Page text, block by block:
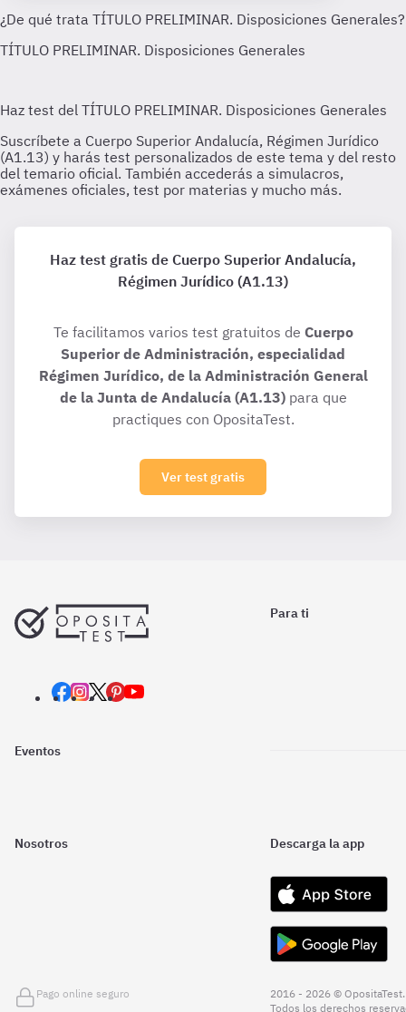
Haz test gratis de Cuerpo Superior Andalucía,
Régimen Jurídico (A1.13)
Te facilitamos varios test gratuitos de Cuerpo
Superior de Administración, especialidad
Régimen Jurídico, de la Administración General
de la Junta de Andalucía (A1.13)para que
practiques con OpositaTest.
Ver test gratis
Para ti
Eventos
Nosotros Descarga la app
Pago online seguro
2016 - 2026 © OpositaTest.
Todos los derechos